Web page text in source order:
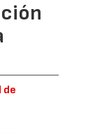
de